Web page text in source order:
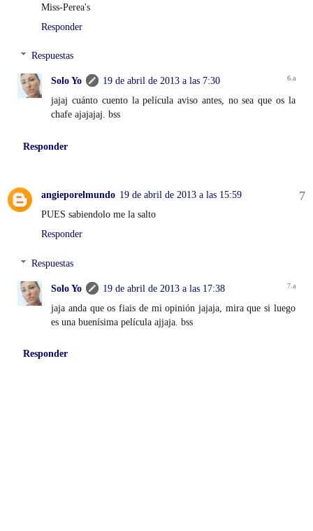
Miss-Perea's
Responder
Respuestas
Solo Yo
19 de abril de 2013 a las 7:30
jajaj cuánto cuento la película aviso antes, no sea que os la
chafe ajajajaj. bss
Responder
angieporelmundo 19 de abril de 2013 a las 15:59
PUES sabiendolo me la salto
Responder
Respuestas
Solo Yo
19 de abril de 2013 a las 17:38
jaja anda que os fiais de mi opinión jajaja, mira que si luego
es una buenísima película ajjaja. bss
Responder